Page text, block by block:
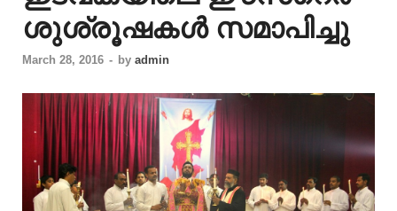
ശുശ്രൂഷകൾ സമാപിച്ചു
March 28, 2016 - by admin